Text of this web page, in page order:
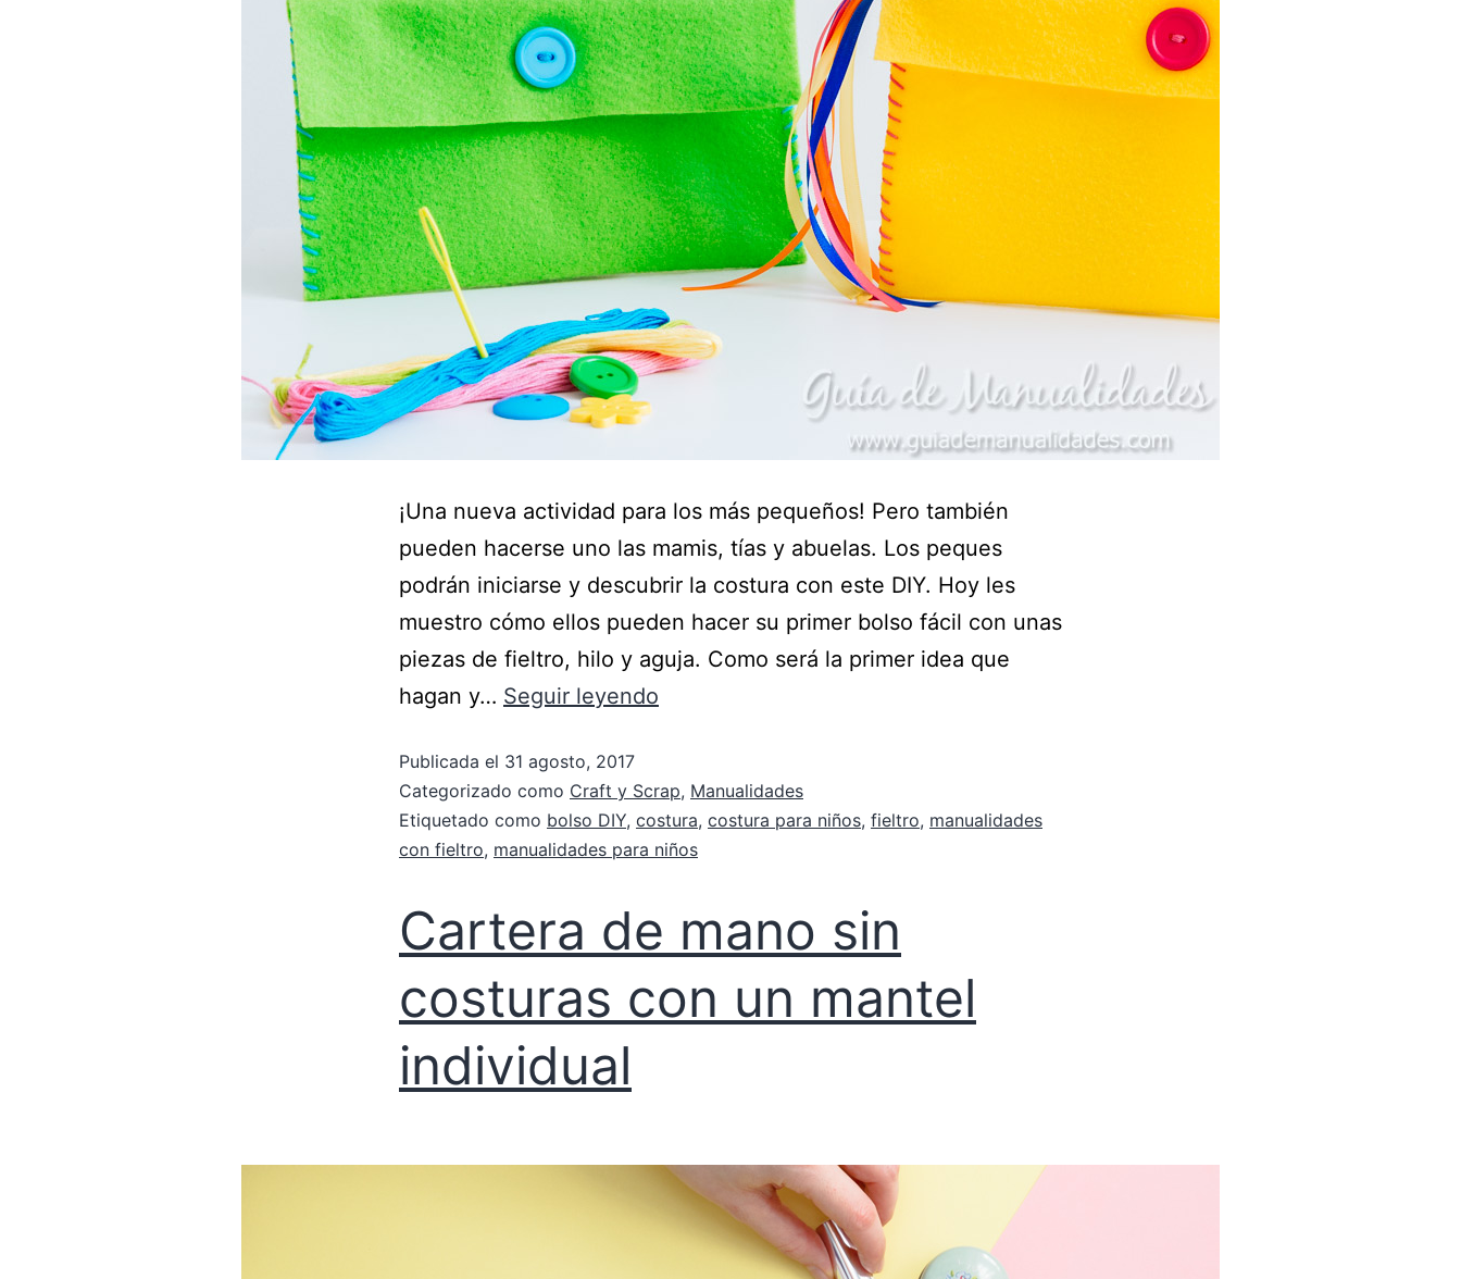
¡Una nueva actividad para los más pequeños! Pero también
pueden hacerse uno las mamis, tías y abuelas. Los peques
podrán iniciarse y descubrir la costura con este DIY. Hoy les
muestro cómo ellos pueden hacer su primer bolso fácil con unas
piezas de fieltro, hilo y aguja. Como será la primer idea que
hagan y… Seguir leyendo
Publicada el 31 agosto, 2017
Categorizado como Craft y Scrap, Manualidades
Etiquetado como bolso DIY, costura, costura para niños, fieltro, manualidades
con fieltro, manualidades para niños
Cartera de mano sin
costuras con un mantel
individual